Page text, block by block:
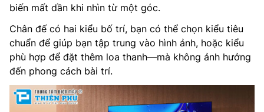
Mức tiêu thụ nguồn (chế độ cờ): 0.5 W
Kết nối: Wifi 6, Bluetooth, HDMI, USB, Anynet+ (HDMI-
CEC), Ethernet (LAN), HDMI Audio Return Channel, HDMI
(High Frame Rate), RF In (Terrestrial / Cable input)
Kích thước có chân(bên ngoài) (RxCxD): 1443 x 844 x
biến mất dần khi nhìn từ một góc.
Chân đế có hai kiểu bố trí, bạn có thể chọn kiểu tiêu
chuẩn để giúp bạn tập trung vào hình ảnh, hoặc kiểu
phù hợp để đặt thêm loa thanh—mà không ảnh hưởng
đến phong cách bài trí.